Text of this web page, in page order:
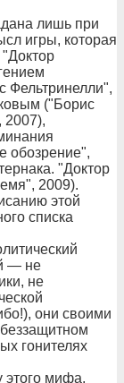
лишь при
игры, которая
"Доктор
Фельтринелли",
("Борис
2007),
обозрение",
"Доктор
2009).
этой
списка
— не
не
они своими
гонителях
этого мифа,